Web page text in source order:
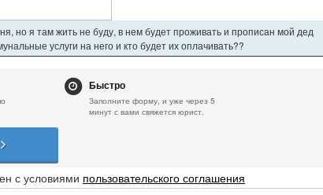
но я там жить не буду, в нем будет проживать и прописан мой дед
услуги на него и кто будет их оплачивать??
Быстро
Заполните форму, и уже через 5
минут с вами свяжется юрист.
с условиями пользовательского соглашения